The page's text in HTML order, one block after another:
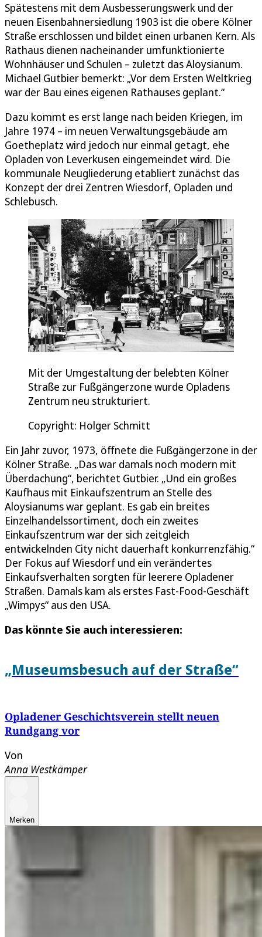
Spätestens mit dem Ausbesserungswerk und der
neuen Eisenbahnersiedlung 1903 ist die obere Kölner
Straße erschlossen und bildet einen urbanen Kern. Als
Rathaus dienen nacheinander umfunktionierte
Wohnhäuser und Schulen – zuletzt das Aloysianum.
Michael Gutbier bemerkt: „Vor dem Ersten Weltkrieg
war der Bau eines eigenen Rathauses geplant.“
Dazu kommt es erst lange nach beiden Kriegen, im
Jahre 1974 – im neuen Verwaltungsgebäude am
Goetheplatz wird jedoch nur einmal getagt, ehe
Opladen von Leverkusen eingemeindet wird. Die
kommunale Neugliederung etabliert zunächst das
Konzept der drei Zentren Wiesdorf, Opladen und
Schlebusch.
Mit der Umgestaltung der belebten Kölner
Straße zur Fußgängerzone wurde Opladens
Zentrum neu strukturiert.
Copyright: Holger Schmitt
Ein Jahr zuvor, 1973, öffnete die Fußgängerzone in der
Kölner Straße. „Das war damals noch modern mit
Überdachung“, berichtet Gutbier. „Und ein großes
Kaufhaus mit Einkaufszentrum an Stelle des
Aloysianums war geplant. Es gab ein breites
Einzelhandelssortiment, doch ein zweites
Einkaufszentrum war der sich zeitgleich
entwickelnden City nicht dauerhaft konkurrenzfähig.“
Der Fokus auf Wiesdorf und ein verändertes
Einkaufsverhalten sorgten für leerere Opladener
Straßen. Damals kam als erstes Fast-Food-Geschäft
„Wimpys“ aus den USA.
Das könnte Sie auch interessieren:
„Museumsbesuch auf der Straße“
Opladener Geschichtsverein stellt neuen
Rundgang vor
Von
Anna Westkämper
Merken